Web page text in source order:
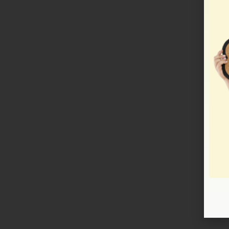
אלקטרוני, אופטי מכני או אחר כל